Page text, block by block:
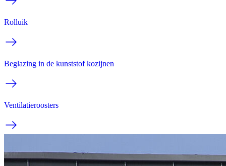
Rolluik
Beglazing in de kunststof kozijnen
Ventilatieroosters